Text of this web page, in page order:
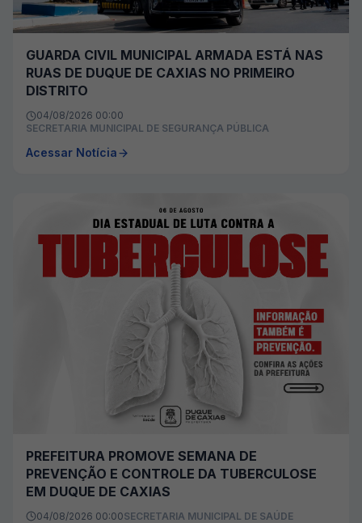
GUARDA CIVIL MUNICIPAL ARMADA ESTÁ NAS
RUAS DE DUQUE DE CAXIAS NO PRIMEIRO
DISTRITO
04/08/2026 00:00
SECRETARIA MUNICIPAL DE SEGURANÇA PÚBLICA
Acessar Notícia
PREFEITURA PROMOVE SEMANA DE
PREVENÇÃO E CONTROLE DA TUBERCULOSE
EM DUQUE DE CAXIAS
04/08/2026 00:00SECRETARIA MUNICIPAL DE SAÚDE